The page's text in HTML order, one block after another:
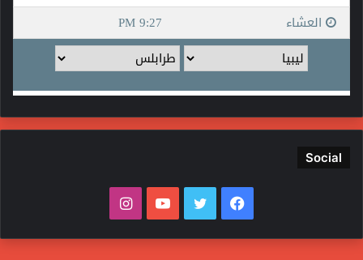
Social
فيسبوك تويتر يوتيوبانستقرام